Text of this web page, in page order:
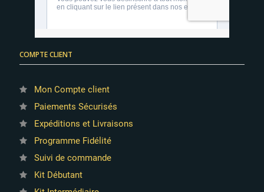
COMPTE CLIENT
Mon Compte client
Paiements Sécurisés
Expéditions et Livraisons
Programme Fidélité
Suivi de commande
Kit Débutant